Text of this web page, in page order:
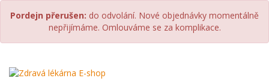
Pordejn přerušen: do odvolání. Nové objednávky momentálně
nepřijímáme. Omlouváme se za komplikace.